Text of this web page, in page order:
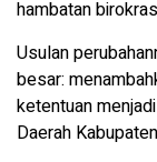
hambatan
Usulan
besar:
ketentuan
Daerah